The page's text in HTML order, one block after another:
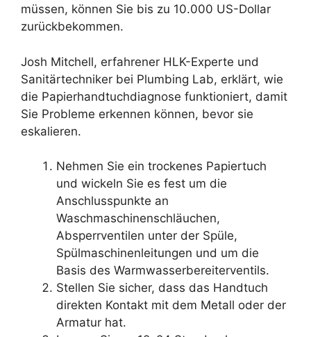
müssen, können Sie bis zu 10.000 US-Dollar
zurückbekommen.
Josh Mitchell, erfahrener HLK-Experte und
Sanitärtechniker bei Plumbing Lab, erklärt, wie
die Papierhandtuchdiagnose funktioniert, damit
Sie Probleme erkennen können, bevor sie
eskalieren.
Nehmen Sie ein trockenes Papiertuch
und wickeln Sie es fest um die
Anschlusspunkte an
Waschmaschinenschläuchen,
Absperrventilen unter der Spüle,
Spülmaschinenleitungen und um die
Basis des Warmwasserbereiterventils.
Stellen Sie sicher, dass das Handtuch
direkten Kontakt mit dem Metall oder der
Armatur hat.